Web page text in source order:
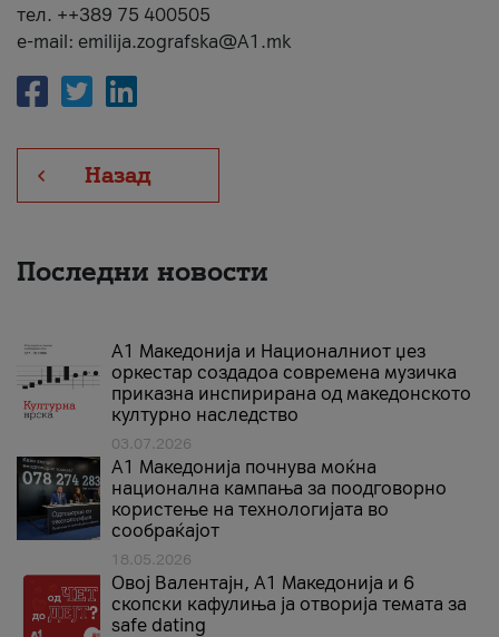
тел. ++389 75 400505
e-mail: emilija.zografska@A1.mk
Назад
Последни новости
А1 Македонија и Националниот џез
оркестар создадоа современа музичка
приказна инспирирана од македонското
културно наследство
03.07.2026
A1 Македонија почнува моќна
национална кампања за поодговорно
користење на технологијата во
сообраќајот
18.05.2026
Овој Валентајн, A1 Македонија и 6
скопски кафулиња ја отворија темата за
safe dating